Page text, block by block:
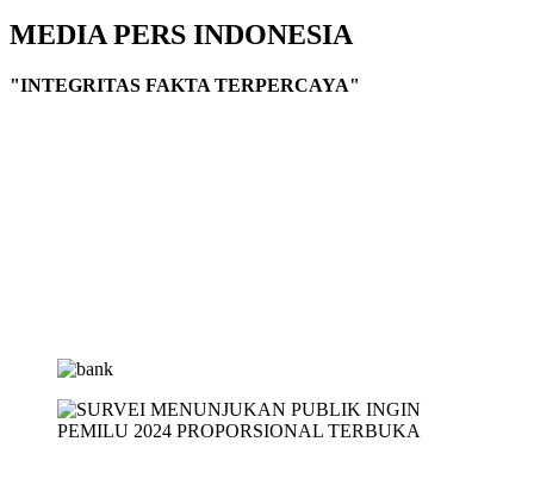
MEDIA PERS INDONESIA
"INTEGRITAS FAKTA TERPERCAYA"